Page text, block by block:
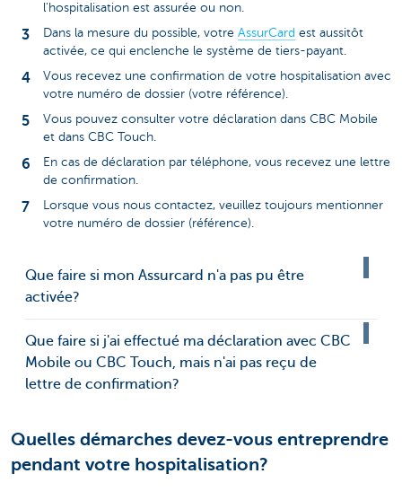
l'hospitalisation est assurée ou non.
Dans la mesure du possible, votre AssurCard est aussitôt
activée, ce qui enclenche le système de tiers-payant.
Vous recevez une confirmation de votre hospitalisation avec
votre numéro de dossier (votre référence).
Vous pouvez consulter votre déclaration dans CBC Mobile
et dans CBC Touch.
En cas de déclaration par téléphone, vous recevez une lettre
de confirmation.
Lorsque vous nous contactez, veuillez toujours mentionner
votre numéro de dossier (référence).
Que faire si mon Assurcard n'a pas pu être
activée?
Que faire si j'ai effectué ma déclaration avec CBC
Mobile ou CBC Touch, mais n'ai pas reçu de
lettre de confirmation?
Quelles démarches devez-vous entreprendre
pendant votre hospitalisation?